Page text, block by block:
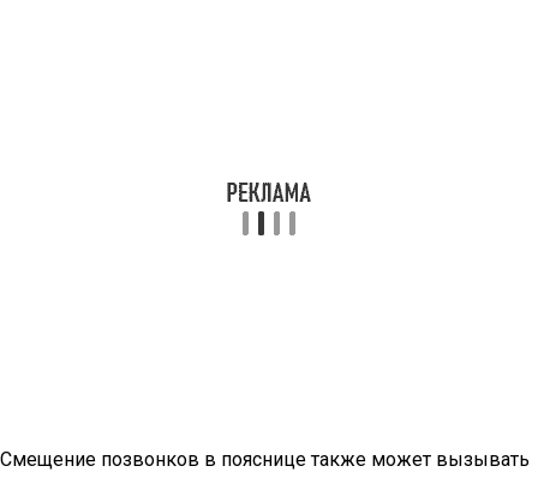
Смещение позвонков в пояснице также может вызывать